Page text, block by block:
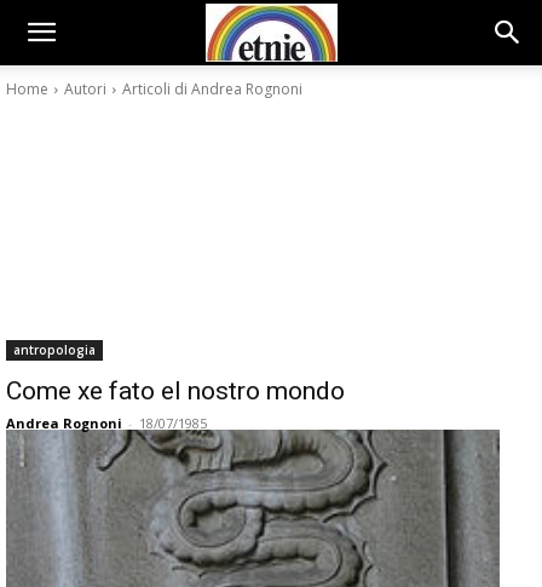
Home Autori Articoli di Andrea Rognoni
antropologia
Come xe fato el nostro mondo
Andrea Rognoni - 18/07/1985